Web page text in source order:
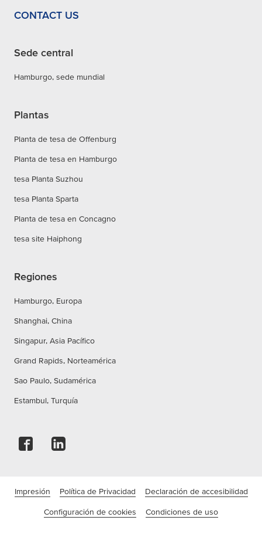
CONTACT US
Sede central
Hamburgo, sede mundial
Plantas
Planta de tesa de Offenburg
Planta de tesa en Hamburgo
tesa Planta Suzhou
tesa Planta Sparta
Planta de tesa en Concagno
tesa site Haiphong
Regiones
Hamburgo, Europa
Shanghai, China
Singapur, Asia Pacífico
Grand Rapids, Norteamérica
Sao Paulo, Sudamérica
Estambul, Turquía
Impresión Política de Privacidad Declaración de accesibilidad
Configuración de cookies Condiciones de uso